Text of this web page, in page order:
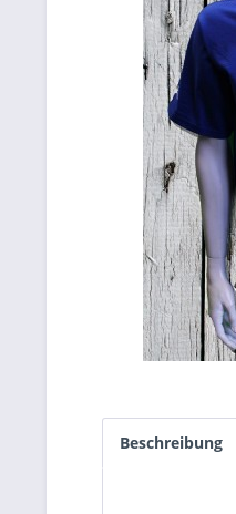
Beschreibung